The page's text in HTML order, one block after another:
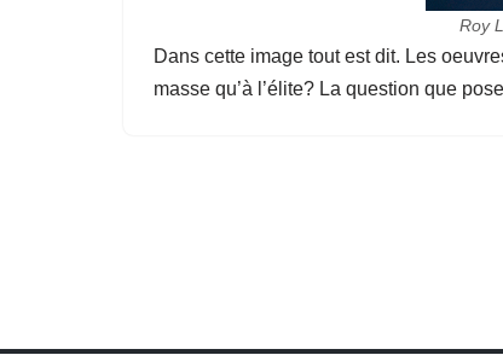
Roy
Dans cette image tout est dit. Les
masse qu’à l’élite? La question que